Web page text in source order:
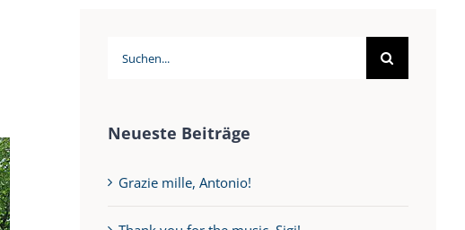
Suche
Neueste Beiträge
Grazie mille, Antonio!